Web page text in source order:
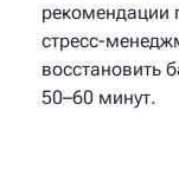
рекомендации
стресс-
восстановить
50–60 минут.